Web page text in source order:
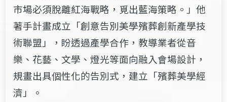
市場必須脫離紅海戰略，覓出藍海策略。」他
著手計畫成立「創意告別美學殯葬創新產學技
術聯盟」，盼透過產學合作，教導業者從音
樂、花藝、文學、燈光等面向融入會場設計，
規畫出具個性化的告別式，建立「殯葬美學經
濟」。